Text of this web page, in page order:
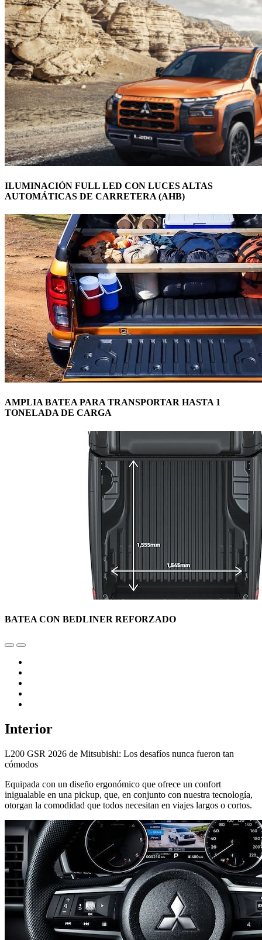
ILUMINACIÓN FULL LED CON LUCES ALTAS
AUTOMÁTICAS DE CARRETERA (AHB)
AMPLIA BATEA PARA TRANSPORTAR HASTA 1
TONELADA DE CARGA
BATEA CON BEDLINER REFORZADO
Interior
L200 GSR 2026 de Mitsubishi: Los desafíos nunca fueron tan
cómodos
Equipada con un diseño ergonómico que ofrece un confort
inigualable en una pickup, que, en conjunto con nuestra tecnología,
otorgan la comodidad que todos necesitan en viajes largos o cortos.